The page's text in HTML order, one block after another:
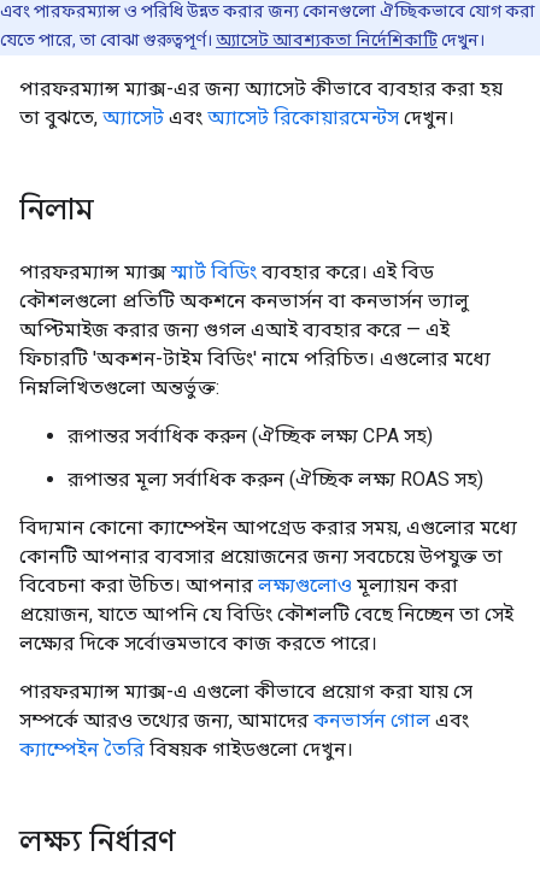
এবং পারফরম্যান্স ও পরিধি উন্নত করার জন্য কোনগুলো ঐচ্ছিকভাবে যোগ করা
যেতে পারে, তা বোঝা গুরুত্বপূর্ণ। অ্যাসেট আবশ্যকতা নির্দেশিকাটিদেখুন।
পারফরম্যান্স ম্যাক্স-এর জন্য অ্যাসেট কীভাবে ব্যবহার করা হয়
তা বুঝতে, অ্যাসেট এবং অ্যাসেট রিকোয়ারমেন্টস দেখুন।
নিলাম
পারফরম্যান্স ম্যাক্সস্মার্ট বিডিং ব্যবহার করে। এই বিড
কৌশলগুলো প্রতিটি অকশনে কনভার্সন বা কনভার্সন ভ্যালু
অপ্টিমাইজ করার জন্য গুগল এআই ব্যবহার করে — এই
ফিচারটি 'অকশন-টাইম বিডিং' নামে পরিচিত। এগুলোর মধ্যে
নিম্নলিখিতগুলো অন্তর্ভুক্ত:
রূপান্তর সর্বাধিক করুন (ঐচ্ছিক লক্ষ্য CPA সহ)
রূপান্তর মূল্য সর্বাধিক করুন (ঐচ্ছিক লক্ষ্য ROAS সহ)
বিদ্যমান কোনো ক্যাম্পেইন আপগ্রেড করার সময়, এগুলোর মধ্যে
কোনটি আপনার ব্যবসার প্রয়োজনের জন্য সবচেয়ে উপযুক্ত তা
বিবেচনা করা উচিত। আপনার লক্ষ্যগুলোও মূল্যায়ন করা
প্রয়োজন, যাতে আপনি যে বিডিং কৌশলটি বেছে নিচ্ছেন তা সেই
লক্ষ্যের দিকে সর্বোত্তমভাবে কাজ করতে পারে।
পারফরম্যান্স ম্যাক্স-এ এগুলো কীভাবে প্রয়োগ করা যায় সে
সম্পর্কে আরও তথ্যের জন্য, আমাদের কনভার্সন গোল এবং
ক্যাম্পেইন তৈরি বিষয়ক গাইডগুলো দেখুন।
লক্ষ্য নির্ধারণ